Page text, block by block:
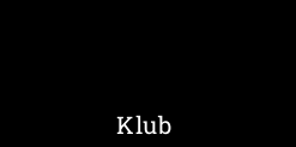
Klub